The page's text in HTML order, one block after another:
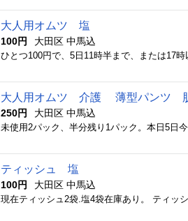
大人用オムツ 塩
100円 大田区 中馬込
ひとつ100円で、5日11時半まで、または17
大人用オムツ 介護 薄型パンツ
250円 大田区 中馬込
未使用2パック、半分残り1パック。本日5日
ティッシュ 塩
100円 大田区 中馬込